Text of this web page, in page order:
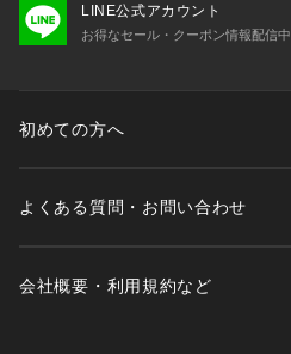
LINE公式アカウント
お得なセール・クーポン情報配信中
初めての方へ
よくある質問・お問い合わせ
会社概要・利用規約など